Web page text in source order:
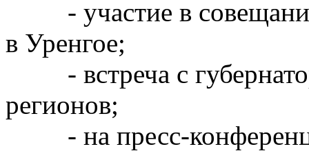
- участие в совещании
в Уренгое;
- встреча с
регионов;
- на пресс-